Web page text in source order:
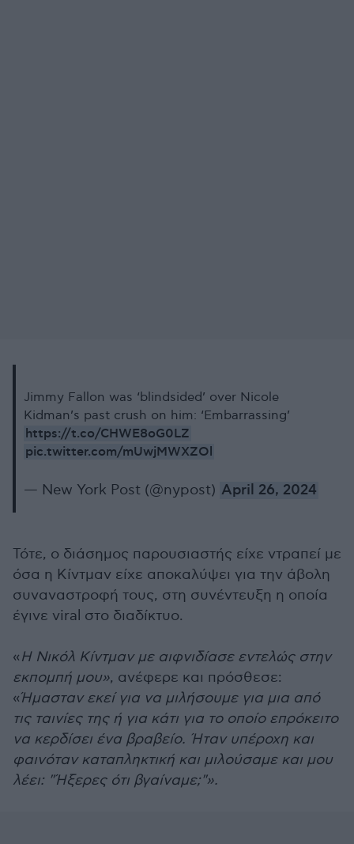
Jimmy Fallon was ‘blindsided’ over Nicole
Kidman’s past crush on him: ‘Embarrassing’
https://t.co/CHWE8oG0LZ
pic.twitter.com/mUwjMWXZOl
— New York Post (@nypost) April 26, 2024
Τότε, ο διάσημος παρουσιαστής είχε ντραπεί με
όσα η Κίντμαν είχε αποκαλύψει για την άβολη
συναναστροφή τους, στη συνέντευξη η οποία
έγινε viral στο διαδίκτυο.
«Η Νικόλ Κίντμαν με αιφνιδίασε εντελώς στην
εκπομπή μου», ανέφερε και πρόσθεσε:
«Ήμασταν εκεί για να μιλήσουμε για μια από
τις ταινίες της ή για κάτι για το οποίο επρόκειτο
να κερδίσει ένα βραβείο. Ήταν υπέροχη και
φαινόταν καταπληκτική και μιλούσαμε και μου
λέει: "Ήξερες ότι βγαίναμε;"».